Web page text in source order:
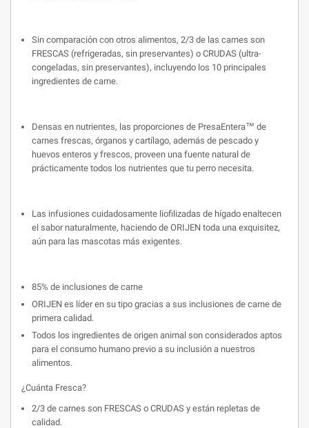
Sin comparación con otros alimentos, 2/3 de las carnes son
FRESCAS (refrigeradas, sin preservantes) o CRUDAS (ultra-
congeladas, sin preservantes), incluyendo los 10 principales
ingredientes de carne.
Densas en nutrientes, las proporciones de PresaEntera™ de
carnes frescas, órganos y cartílago, además de pescado y
huevos enteros y frescos, proveen una fuente natural de
prácticamente todos los nutrientes que tu perro necesita.
Las infusiones cuidadosamente liofilizadas de hígado enaltecen
el sabor naturalmente, haciendo de ORIJEN toda una exquisitez,
aún para las mascotas más exigentes.
85% de inclusiones de carne
ORIJEN es líder en su tipo gracias a sus inclusiones de carne de
primera calidad.
Todos los ingredientes de origen animal son considerados aptos
para el consumo humano previo a su inclusión a nuestros
alimentos.
¿Cuánta Fresca?
2/3 de carnes son FRESCAS o CRUDAS y están repletas de
calidad.